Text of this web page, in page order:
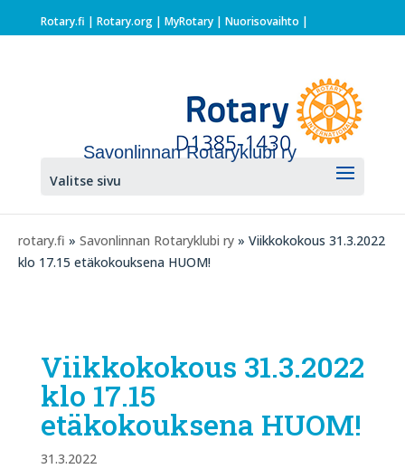
Rotary.fi | Rotary.org| MyRotary | Nuorisovaihto |
Savonlinnan Rotaryklubi ry
Valitse sivu
rotary.fi » Savonlinnan Rotaryklubi ry » Viikkokokous 31.3.2022
klo 17.15 etäkokouksena HUOM!
Viikkokokous 31.3.2022
klo 17.15
etäkokouksena HUOM!
31.3.2022